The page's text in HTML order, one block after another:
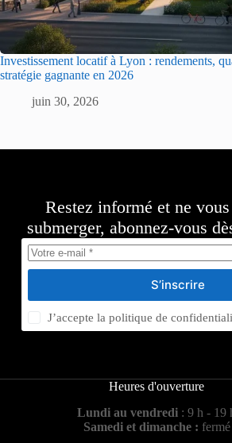
Investissement locatif à Lyon : rendements,
stratégie gagnante en 2026
juin 30, 2026
Restez informé et ne
submerger, abonnez-vous
S’inscrire
J’accepte lapolitique de
Heures d'ouverture
Lundi au vendredi : 9 h - 19
Samedi et dimanche : fermé